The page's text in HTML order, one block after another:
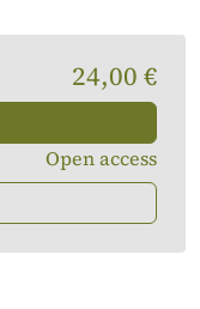
24,00 €
Open access